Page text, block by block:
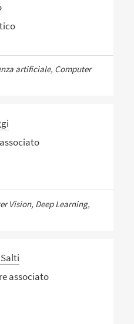
artificiale, Computer
Vision, Deep Learning,
associato